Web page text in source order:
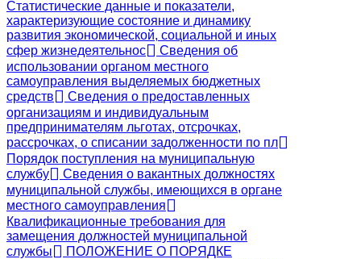
Статистические данные и показатели,
характеризующие состояние и динамику
развития экономической, социальной и иных
сфер жизнедеятельнос
Сведения об
использовании органом местного
самоуправления выделяемых бюджетных
средств
Сведения о предоставленных
организациям и индивидуальным
предпринимателям льготах, отсрочках,
рассрочках, о списании задолженности по пл
Порядок поступления на муниципальную
службу
Сведения о вакантных должностях
муниципальной службы, имеющихся в органе
местного самоуправления
Квалификационные требования для
замещения должностей муниципальной
службы
ПОЛОЖЕНИЕ О ПОРЯДКЕ